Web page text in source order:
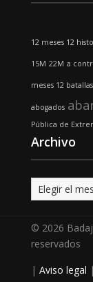
12 meses 12
15M 22M a
meses 12 batallas
abogados
Pública de
Archivo
Archivo
© 2026
reservados
| Aviso legal |